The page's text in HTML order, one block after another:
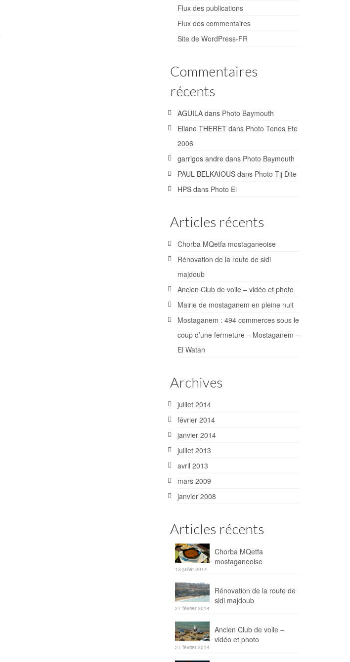
Flux des publications
Flux des commentaires
Site de WordPress-FR
Commentaires
récents
AGUILAdans Photo Baymouth
Eliane THERETdans Photo Tenes Ete
2006
garrigos andredans Photo Baymouth
PAUL BELKAIOUSdans Photo Tij Dite
HPSdans Photo El
Articles récents
Chorba MQetfa mostaganeoise
Rénovation de la route de sidi
majdoub
Ancien Club de voile – vidéo et photo
Mairie de mostaganem en pleine nuit
Mostaganem : 494 commerces sous le
coup d’une fermeture – Mostaganem –
El Watan
Archives
juillet 2014
février 2014
janvier 2014
juillet 2013
avril 2013
mars 2009
janvier 2008
Articles récents
Chorba MQetfa
mostaganeoise
13 juillet 2014
Rénovation de la route de
sidi majdoub
27 février 2014
Ancien Club de voile –
vidéo et photo
27 février 2014